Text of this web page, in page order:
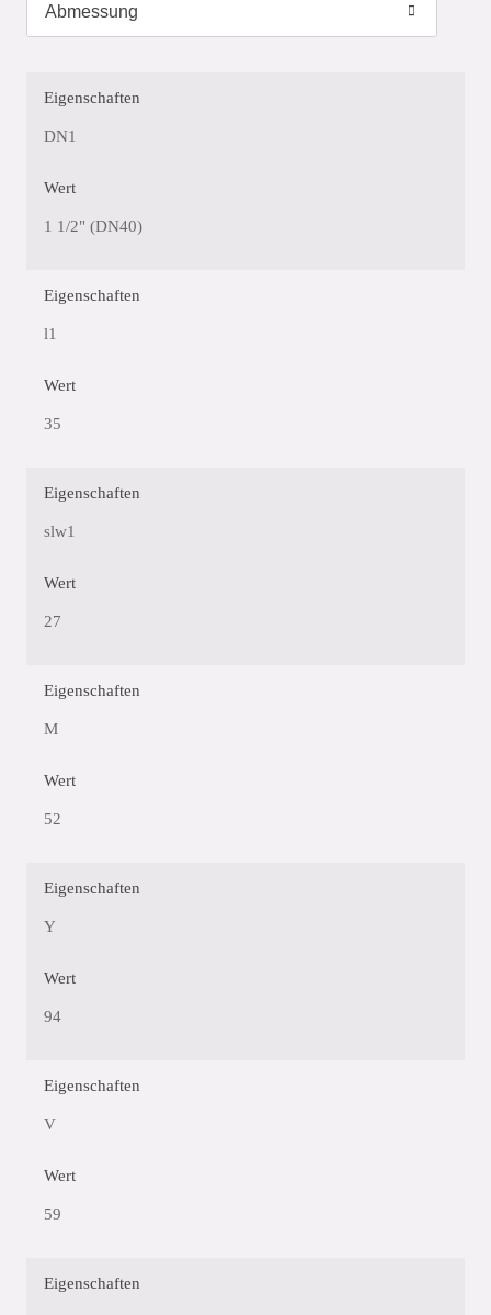
Eigenschaften
DN1
Wert
1 1/2" (DN40)
Eigenschaften
l1
Wert
35
Eigenschaften
slw1
Wert
27
Eigenschaften
M
Wert
52
Eigenschaften
Y
Wert
94
Eigenschaften
V
Wert
59
Eigenschaften